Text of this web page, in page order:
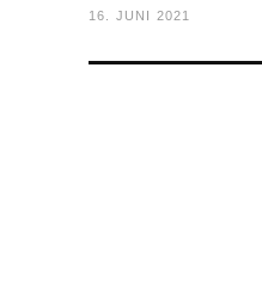
16. JUNI 2021